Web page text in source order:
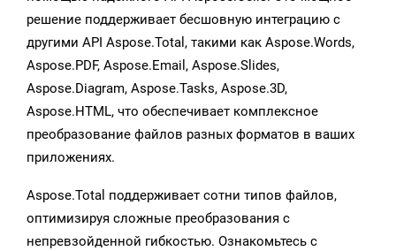
решение поддерживает бесшовную интеграцию с
другими API Aspose.Total, такими как Aspose.Words,
Aspose.PDF, Aspose.Email, Aspose.Slides,
Aspose.Diagram, Aspose.Tasks, Aspose.3D,
Aspose.HTML, что обеспечивает комплексное
преобразование файлов разных форматов в ваших
приложениях.
Aspose.Total поддерживает сотни типов файлов,
оптимизируя сложные преобразования с
непревзойденной гибкостью. Ознакомьтесь с